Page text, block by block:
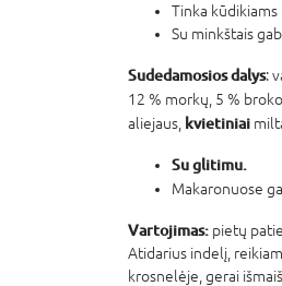
Tinka kūdikiams
Su minkštais
Sudedamosios dalys:
12 % morkų, 5 %
aliejaus, kvietiniai
Su glitimu.
Makaronuose
Vartojimas: pietų
Atidarius indelį,
krosnelėje, gerai